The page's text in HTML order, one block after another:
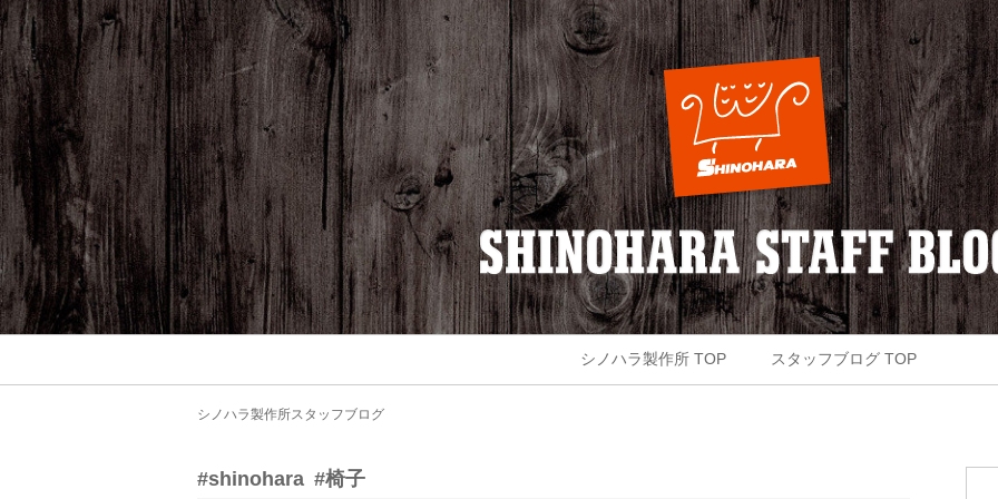
シノハラ製作所 TOP スタッフブログ TOP
シノハラ製作所スタッフブログ
#shinohara #椅子